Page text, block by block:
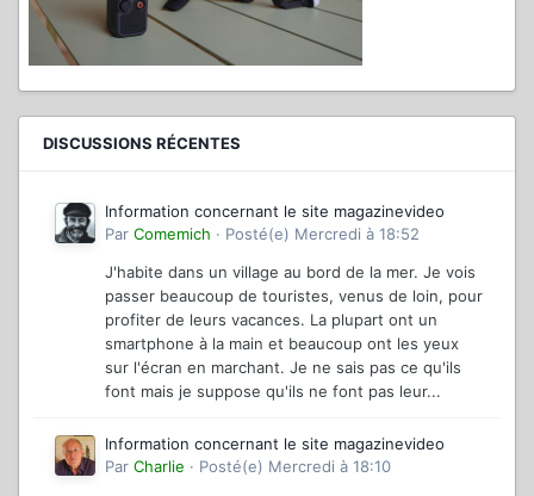
DISCUSSIONS RÉCENTES
Information concernant le site magazinevideo
Par Comemich · Posté(e) Mercredi à 18:52
J'habite dans un village au bord de la mer. Je vois
passer beaucoup de touristes, venus de loin, pour
profiter de leurs vacances. La plupart ont un
smartphone à la main et beaucoup ont les yeux
sur l'écran en marchant. Je ne sais pas ce qu'ils
font mais je suppose qu'ils ne font pas leur...
Information concernant le site magazinevideo
Par Charlie · Posté(e) Mercredi à 18:10